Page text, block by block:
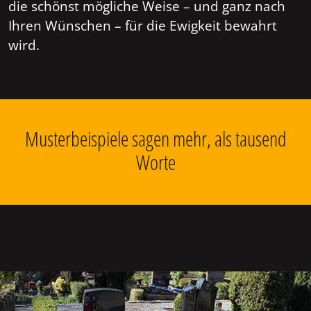
die schönst mögliche Weise – und ganz nach
Ihren Wünschen – für die Ewigkeit bewahrt
wird.
Musterbeispiele sagen mehr, als tausend
Worte